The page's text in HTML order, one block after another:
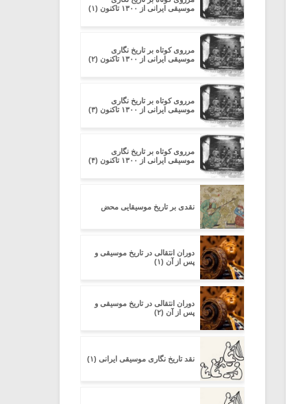
موسیقی ایرانی از ۱۳۰۰ تاکنون (۱)
مرروی کوتاه بر تاریخ نگاری
موسیقی ایرانی از ۱۳۰۰ تاکنون (۲)
مرروی کوتاه بر تاریخ نگاری
موسیقی ایرانی از ۱۳۰۰ تاکنون (۳)
مرروی کوتاه بر تاریخ نگاری
موسیقی ایرانی از ۱۳۰۰ تاکنون (۴)
نقدی بر تاریخ موسیقایی محض
دوران انتقالی در تاریخ موسیقی و
پس از آن (۱)
دوران انتقالی در تاریخ موسیقی و
پس از آن (۲)
نقد تاریخ نگاری موسیقی ایرانی (۱)